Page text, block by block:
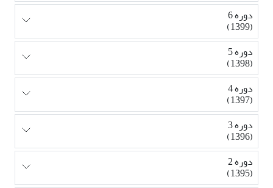
دوره 6
(1399)
دوره 5
(1398)
دوره 4
(1397)
دوره 3
(1396)
دوره 2
(1395)